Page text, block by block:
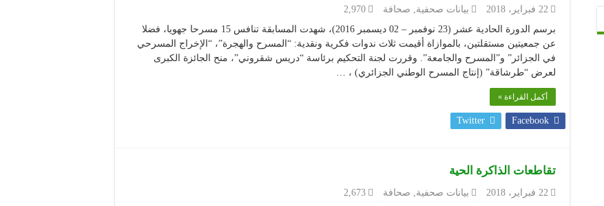
22 فبراير، 2018 بيانات صحفية صحافة
2,970
برسم الدورة الحادية عشر (23 نوفمبر – 02 ديسمبر 2016)، شهدت المسابقة تنافس 15 مسرحا جهويا، فضلا
عن جمعيتين مستقلتين، بالموازاة أقيمت ثلاث ندوات فكرية ونقدية: “المسرح والهجرة”، “الإخراج المسرحي
في الجزائر” و”المسرح والجامعة”. وقررت لجنة التحكيم برئاسة “دريس شقروني”، منح الجائزة الكبرى
لعرض “طرشاقة” (إنتاج المسرح الوطني الجزائري) ، …
أكمل القراءة »
Facebook
Twitter
تقاطعات الذاكرة الحية
22 فبراير، 2018 بيانات صحفية صحافة
2,673